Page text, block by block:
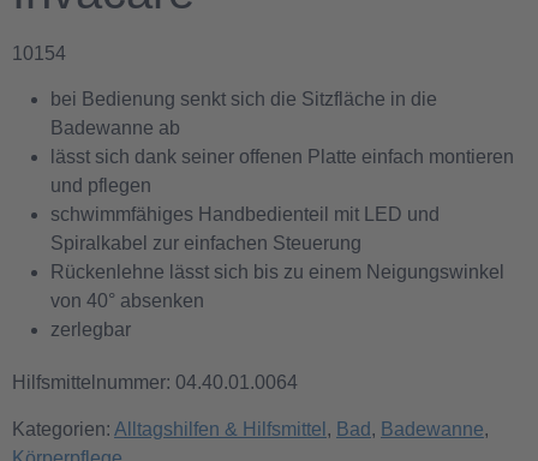
10154
bei Bedienung senkt sich die Sitzfläche in die
Badewanne ab
lässt sich dank seiner offenen Platte einfach montieren
und pflegen
schwimmfähiges Handbedienteil mit LED und
Spiralkabel zur einfachen Steuerung
Rückenlehne lässt sich bis zu einem Neigungswinkel
von 40° absenken
zerlegbar
Hilfsmittelnummer: 04.40.01.0064
Kategorien: Alltagshilfen & Hilfsmittel , Bad , Badewanne,